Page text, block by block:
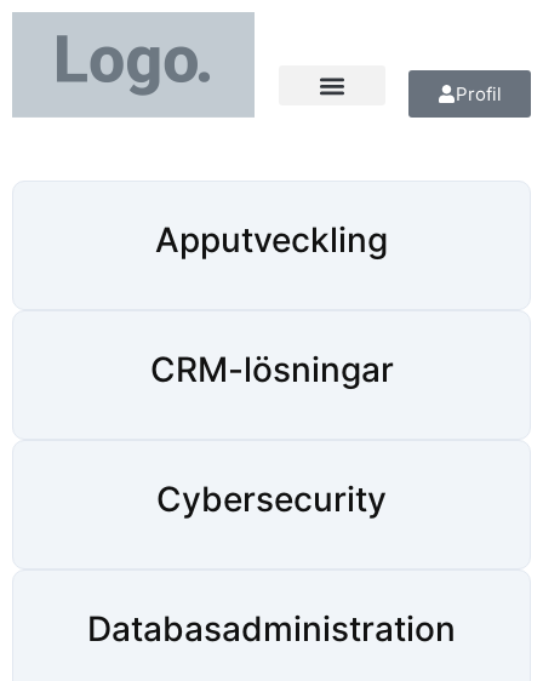
Profil
Apputveckling
CRM-lösningar
Cybersecurity
Databasadministration